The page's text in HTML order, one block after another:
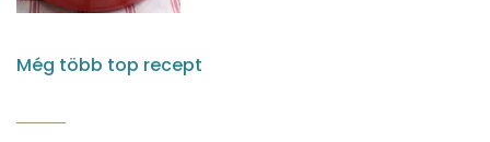
Még több top recept